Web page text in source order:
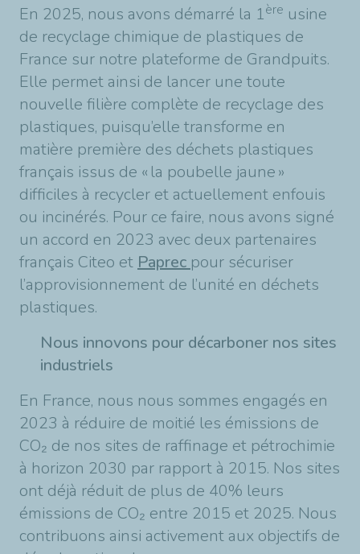
En 2025, nous avons démarré la 1ère usine
de recyclage chimique de plastiques de
France sur notre plateforme de Grandpuits.
Elle permet ainsi de lancer une toute
nouvelle filière complète de recyclage des
plastiques, puisqu’elle transforme en
matière première des déchets plastiques
français issus de « la poubelle jaune »
difficiles à recycler et actuellement enfouis
ou incinérés. Pour ce faire, nous avons signé
un accord en 2023 avec deux partenaires
français Citeo et Paprec pour sécuriser
l’approvisionnement de l’unité en déchets
plastiques.
Nous innovons pour décarboner nos sites
industriels
En France, nous nous sommes engagés en
2023 à réduire de moitié les émissions de
CO₂ de nos sites de raffinage et pétrochimie
à horizon 2030 par rapport à 2015. Nos sites
ont déjà réduit de plus de 40% leurs
émissions de CO₂ entre 2015 et 2025. Nous
contribuons ainsi activement aux objectifs de